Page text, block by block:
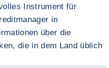
Instrument für
in
über die
die in dem Land üblich